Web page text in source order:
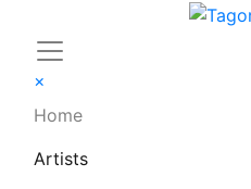
×
Home
Artists